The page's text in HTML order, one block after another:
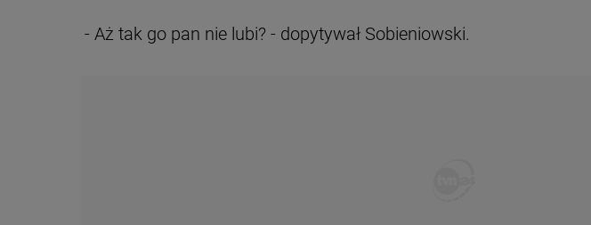
- Aż tak go pan nie lubi? - dopytywał Sobieniowski.